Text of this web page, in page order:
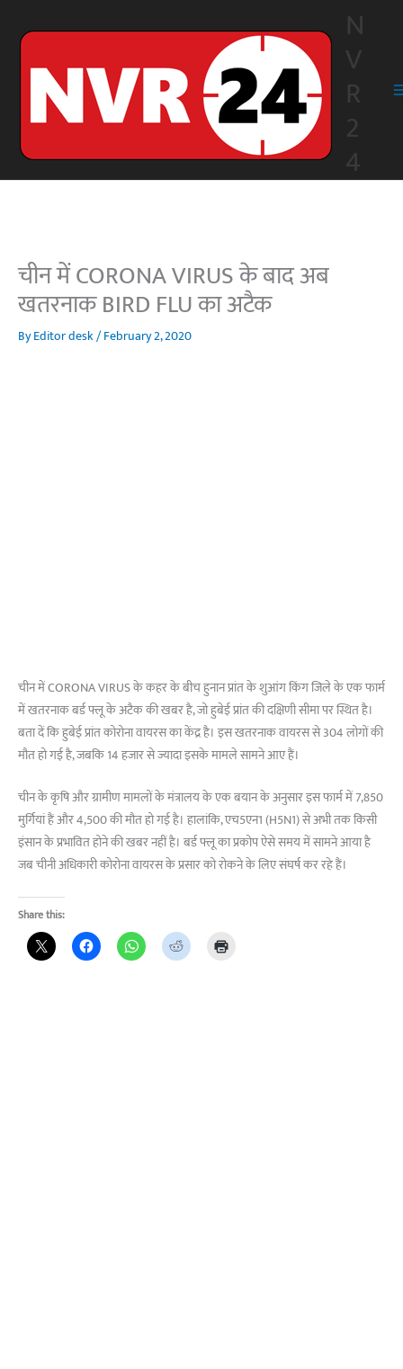
N
V
R
2
4
चीन में CORONA VIRUS के बाद अब
खतरनाक BIRD FLU का अटैक
ByEditor desk/February 2, 2020
चीन में CORONA VIRUS के कहर के बीच हुनान प्रांत के शुआंग किंग जिले के एक फार्म
में खतरनाक बर्ड फ्लू के अटैक की खबर है, जो हुबेई प्रांत की दक्षिणी सीमा पर स्थित है।
बता दें कि हुबेई प्रांत कोरोना वायरस का केंद्र है। इस खतरनाक वायरस से 304 लोगों की
मौत हो गई है, जबकि 14 हजार से ज्यादा इसके मामले सामने आए हैं।
चीन के कृषि और ग्रामीण मामलों के मंत्रालय के एक बयान के अनुसार इस फार्म में 7,850
मुर्गियां हैं और 4,500 की मौत हो गई है। हालांकि, एच5एन1 (H5N1) से अभी तक किसी
इंसान के प्रभावित होने की खबर नहीं है। बर्ड फ्लू का प्रकोप ऐसे समय में सामने आया है
जब चीनी अधिकारी कोरोना वायरस के प्रसार को रोकने के लिए संघर्ष कर रहे हैं।
Share this: